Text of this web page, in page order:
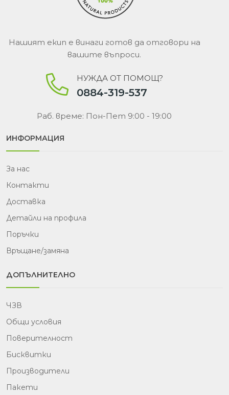
Нашият екип е винаги готов да отговори на
вашите въпроси.
НУЖДА ОТ ПОМОЩ?
0884-319-537
Раб. време: Пон-Пет 9:00 - 19:00
ИНФОРМАЦИЯ
За нас
Контакти
Доставка
Детайли на профила
Поръчки
Връщане/замяна
ДОПЪЛНИТЕЛНО
ЧЗВ
Общи условия
Поверителност
Бисквитки
Производители
Пакети